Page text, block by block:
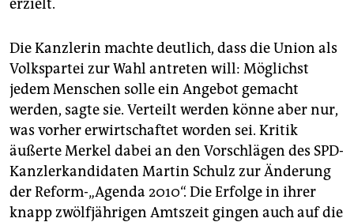
erzielt.
Die Kanzlerin machte deutlich, dass die Union als
Volkspartei zur Wahl antreten will: Möglichst
jedem Menschen solle ein Angebot gemacht
werden, sagte sie. Verteilt werden könne aber nur,
was vorher erwirtschaftet worden sei. Kritik
äußerte Merkel dabei an den Vorschlägen des SPD-
Kanzlerkandidaten Martin Schulz zur Änderung
der Reform-„Agenda 2010“. Die Erfolge in ihrer
knapp zwölfjährigen Amtszeit gingen auch auf die